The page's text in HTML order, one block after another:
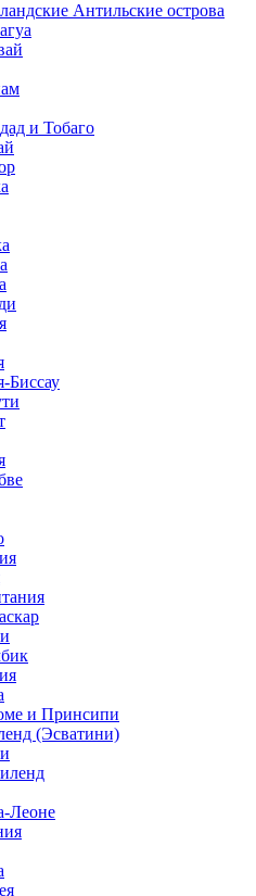
Антильские острова
и Тобаго
Биссау
и Принсипи
(Эсватини)
Леоне